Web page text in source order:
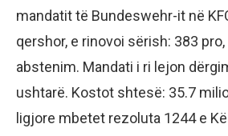
mandatit të Bundeswehr-it në
qershor, e rinovoi sërish: 383
abstenim. Mandati i ri lejon
ushtarë. Kostot shtesë: 35.7
ligjore mbetet rezoluta 1244 e